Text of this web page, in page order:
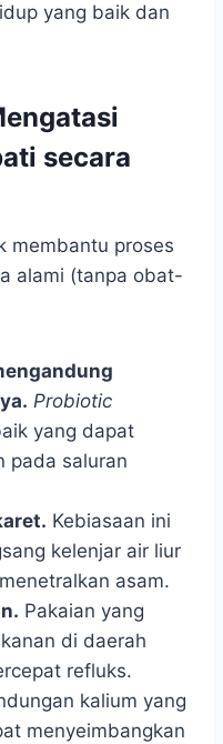
yang baik dan
secara
membantu proses
alami (tanpa obat-
Probiotic
yang dapat
pada saluran
Kebiasaan ini
kelenjar air liur
asam.
Pakaian yang
di daerah
refluks.
kalium yang
menyeimbangkan